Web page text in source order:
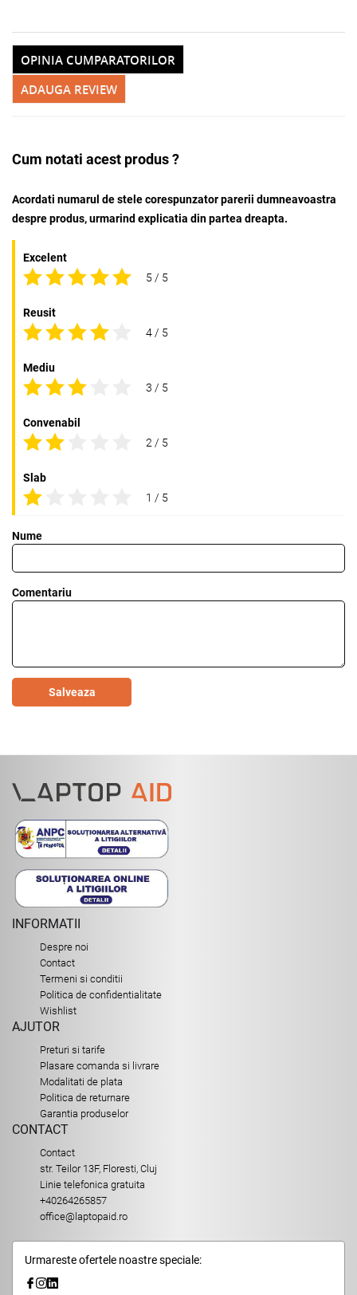
ADAUGA REVIEW
OPINIA CUMPARATORILOR
Cum notati acest produs ?
Acordati numarul de stele corespunzator parerii dumneavoastra
despre produs, urmarind explicatia din partea dreapta.
Excelent
5 / 5
Reusit
4 / 5
Mediu
3 / 5
Convenabil
2 / 5
Slab
1 / 5
Nume
Comentariu
Salveaza
INFORMATII
Despre noi
Contact
Termeni si conditii
Politica de confidentialitate
Wishlist
AJUTOR
Preturi si tarife
Plasare comanda si livrare
Modalitati de plata
Politica de returnare
Garantia produselor
CONTACT
Contact
str. Teilor 13F, Floresti, Cluj
Linie telefonica gratuita
+40264265857
office@laptopaid.ro
Urmareste ofertele noastre speciale: